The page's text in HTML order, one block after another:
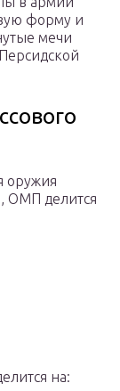
форму и
мечи
оружия
ОМП делится
на: